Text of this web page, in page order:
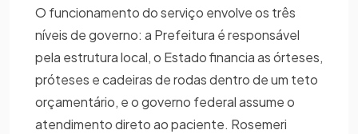
O funcionamento do serviço envolve os três
níveis de governo: a Prefeitura é responsável
pela estrutura local, o Estado financia as órteses,
próteses e cadeiras de rodas dentro de um teto
orçamentário, e o governo federal assume o
atendimento direto ao paciente. Rosemeri